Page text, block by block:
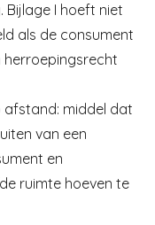
Bijlage I hoeft niet
als de consument
herroepingsrecht
afstand: middel dat
van een
en
ruimte hoeven te